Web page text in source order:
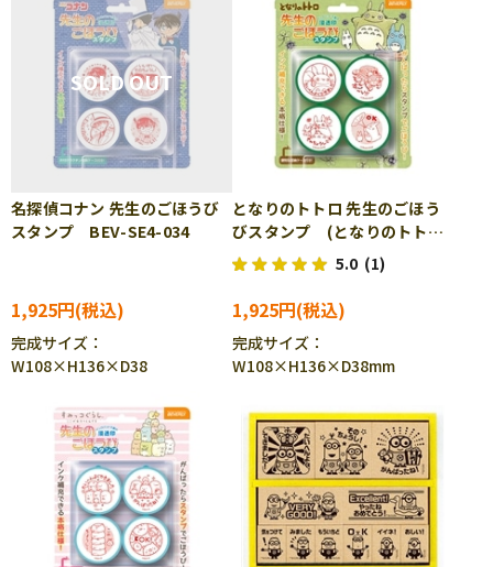
名探偵コナン 先生のごほうび
スタンプ BEV-SE4-034
1,925円
完成サイズ：
W108×H136×D38
となりのトトロ 先生のごほう
びスタンプ (となりのトト
ロ) BEV-SE4-036
5.0 (1)
1,925円
完成サイズ：
W108×H136×D38mm